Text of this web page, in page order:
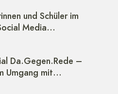
und Schüler im
Media…
Da.Gegen.Rede –
Umgang mit…